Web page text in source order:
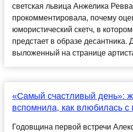
светская львица Анжелика Ревва
прокомментировала, почему
юмористический скетч, в
предстает в образе десантника.
выложенный на странице
«Самый счастливый день»:
вспомнила, как влюбилась с
Годовщина первой встречи